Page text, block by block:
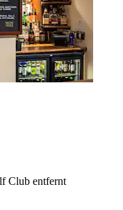
Club entfernt